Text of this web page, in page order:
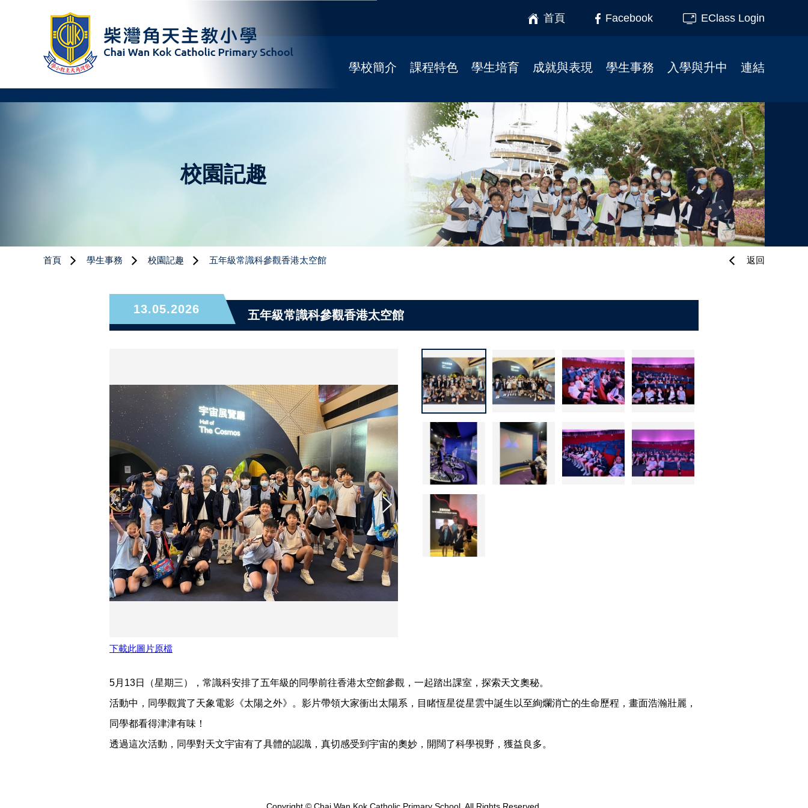
首頁 Facebook EClass Login
學校簡介
學校簡介
聯絡我們
課程特色
課程特色
學科天地
STREAM課程
柴天正向教育
靜觀課程
Fun Fun English
資優課程
推廣閱讀
學生培育
國民教育
宗教培育
健康校園(4Rs)
學校社工
學習支援
成就與表現
榮譽榜
校友成就
制服團隊
服務大使
課外活動
校園電視台
境外交流
刊物
學生事務
柴天45周年校慶
學校行事曆
校服式樣
校車
校園記趣
相片下載區
學生繳費系統教學
學校午膳
入學與升中
小一入學事宜
插班生入學申請
幼小資訊
升中資訊
小一支援
幼稚園聯繫
連結
家長教育
家長教師會
校友會
校友會活動相片
校園記趣
首頁 學生事務 校園記趣 五年級常識科參觀香港太空館 返回
13.05.2026 五年級常識科參觀香港太空館
下載此圖片原檔
5月13日（星期三），常識科安排了五年級的同學前往香港太空館參觀，一起踏出課室，探索天文奧秘。
活動中，同學觀賞了天象電影《太陽之外》。影片帶領大家衝出太陽系，目睹恆星從星雲中誕生以至絢爛消亡的生命歷程，畫面浩瀚壯麗，
同學都看得津津有味！
透過這次活動，同學對天文宇宙有了具體的認識，真切感受到宇宙的奧妙，開闊了科學視野，獲益良多。